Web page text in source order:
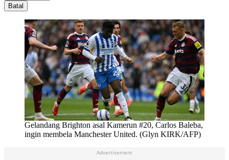
Batal
Gelandang Brighton asal Kamerun #20, Carlos Baleba,
ingin membela Manchester United. (Glyn KIRK/AFP)
Advertisement